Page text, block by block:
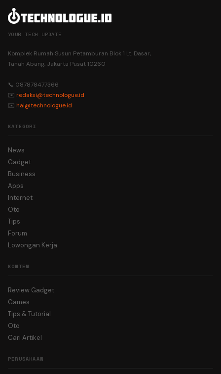
YOUR TECH UPDATE
Komplek Rumah Susun Petamburan Blok 1 Lt. Dasar,
Tanah Abang, Jakarta Pusat 10260
📞 087878477366
✉️ redaksi@technologue.id
✉️ hai@technologue.id
KATEGORI
News
Gadget
Business
Apps
Internet
Oto
Tips
Forum
Lowongan Kerja
KONTEN
Review Gadget
Games
Tips & Tutorial
Oto
Cari Artikel
PERUSAHAAN